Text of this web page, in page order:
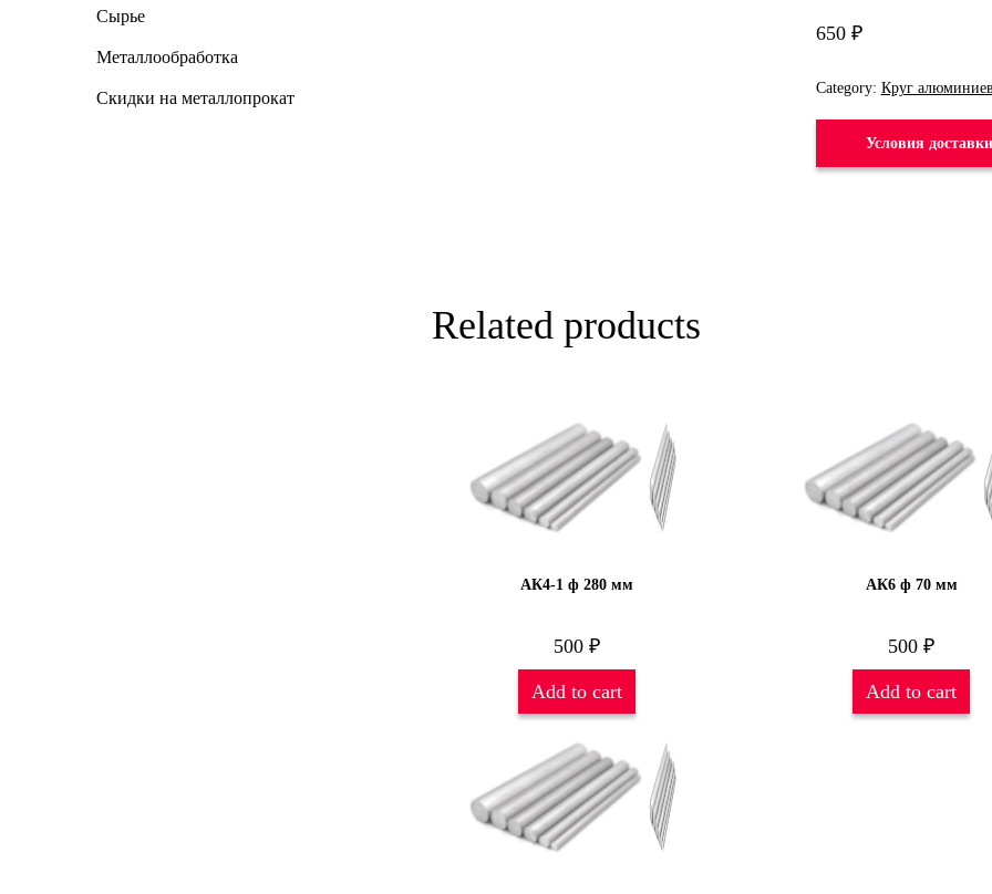
650 ₽
Category: Круг
Условия доставки
Related products
АК4-1 ф 280 мм
500 ₽
Add to cart
АК6 ф 70 мм
500₽
Add to cart
Сырье
Металлообработка
Скидки на металлопрокат